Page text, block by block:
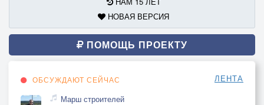
НОВАЯ ВЕРСИЯ
ПОМОЩЬ ПРОЕКТУ
ОБСУЖДАЮТ СЕЙЧАС ЛЕНТА
Марш строителей